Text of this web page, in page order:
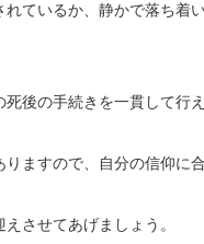
れているか、静かで落ち着
後の手続きを一貫して行
ますので、自分の信仰に
させてあげましょう。